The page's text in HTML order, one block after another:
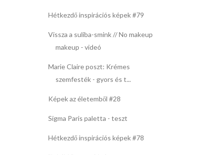
Hétkezdő inspirációs képek #79
Vissza a suliba-smink // No makeup
makeup - videó
Marie Claire poszt: Krémes
szemfesték - gyors és t...
Képek az életemből #28
Sigma Paris paletta - teszt
Hétkezdő inspirációs képek #78